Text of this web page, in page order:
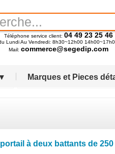
Téléphone service client: 04 49 23 25 46
Lundi Au Vendredi: 8h30~12h00
Mail: commerce@segedip.com
Marques et Pieces
à deux battants de